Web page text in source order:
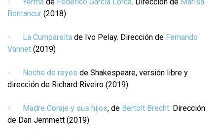
Bentancur (2018)
· La Cumparsita de Ivo Pelay. Dirección de Fernando
Vannet (2019)
· Noche de reyes de Shakespeare, versión libre y
dirección de Richard Riveiro (2019)
· Madre Coraje y sus hijos, de Bertolt Brecht. Dirección
de Dan Jemmett (2019)